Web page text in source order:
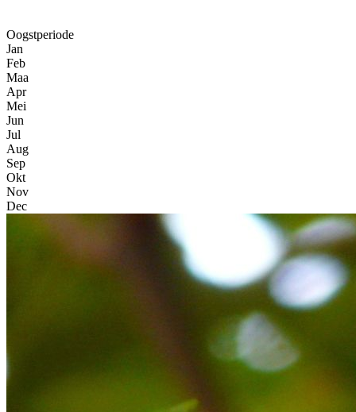
Oogstperiode
Jan
Feb
Maa
Apr
Mei
Jun
Jul
Aug
Sep
Okt
Nov
Dec